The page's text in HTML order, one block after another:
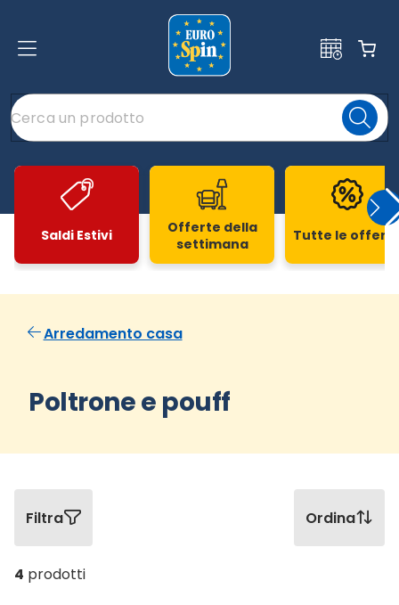
Saldi Estivi
Offerte della
settimana
Tutte le
Arredamento casa
Poltrone e pouff
Filtra Ordina
4 prodotti